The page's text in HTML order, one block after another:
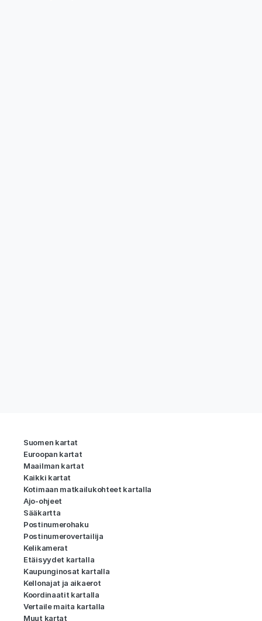
Suomen kartat
Euroopan kartat
Maailman kartat
Kaikki kartat
Kotimaan matkailukohteet kartalla
Ajo-ohjeet
Sääkartta
Postinumerohaku
Postinumerovertailija
Kelikamerat
Etäisyydet kartalla
Kaupunginosat kartalla
Kellonajat ja aikaerot
Koordinaatit kartalla
Vertaile maita kartalla
Muut kartat